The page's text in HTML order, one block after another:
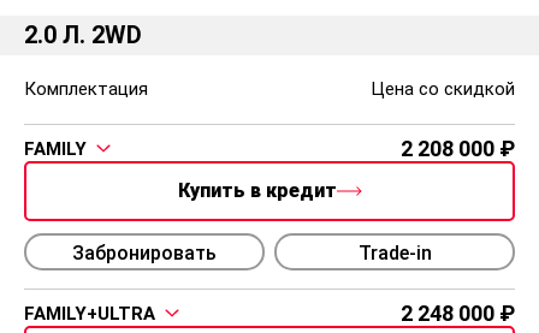
2.0 Л. 2WD
Комплектация Цена со скидкой
FAMILY 2 208 000
Купить в кредит
Забронировать Trade-in
FAMILY+ULTRA 2 248 000